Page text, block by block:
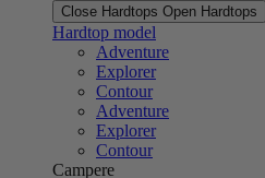
Close Hardtops Open Hardtops
Hardtop model
Adventure
Explorer
Contour
Adventure
Explorer
Contour
Campere